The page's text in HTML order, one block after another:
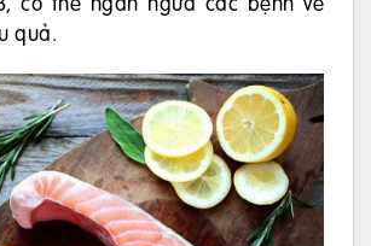
quả.